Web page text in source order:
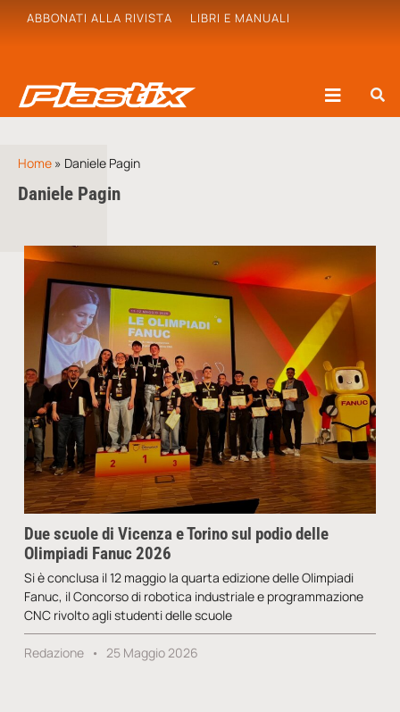
ABBONATI ALLA RIVISTA LIBRI E MANUALI
Home » Daniele Pagin
Daniele Pagin
Due scuole di Vicenza e Torino sul podio delle
Olimpiadi Fanuc 2026
Si è conclusa il 12 maggio la quarta edizione delle Olimpiadi
Fanuc, il Concorso di robotica industriale e programmazione
CNC rivolto agli studenti delle scuole
Redazione 25 Maggio 2026